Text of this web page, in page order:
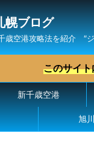
幌ブログ
歳空港攻略法を紹介 ″
このサイ
新千歳空港
旭川